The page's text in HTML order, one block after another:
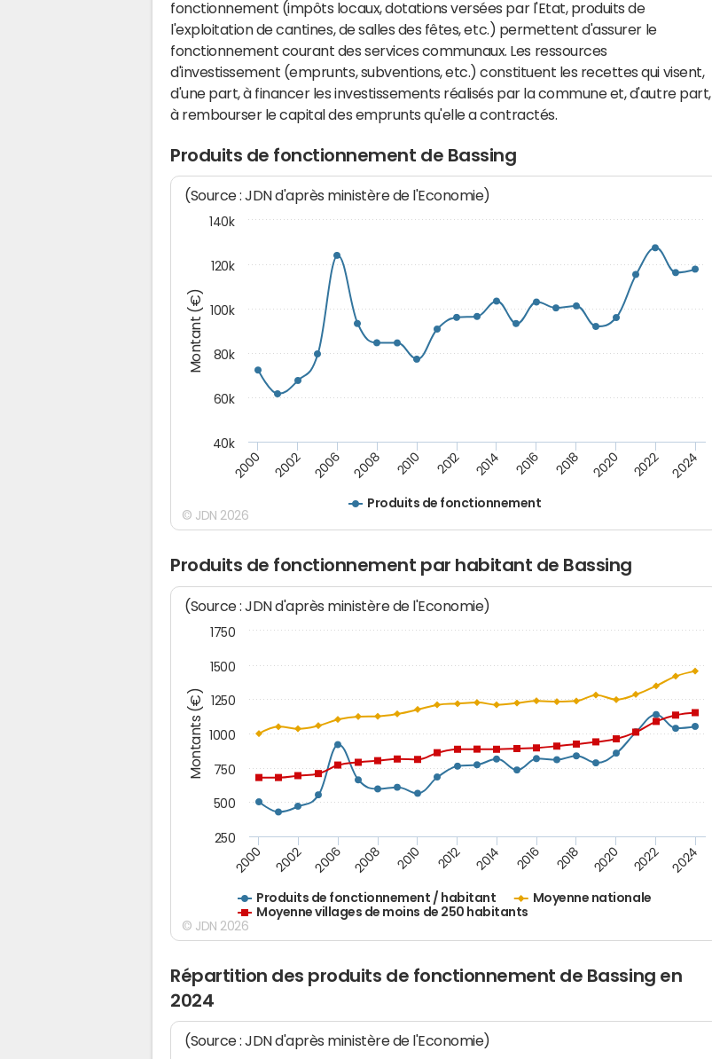
fonctionnement (impôts locaux, dotations versées par l'Etat, produits de
l'exploitation de cantines, de salles des fêtes, etc.) permettent d'assurer le
fonctionnement courant des services communaux. Les ressources
d'investissement (emprunts, subventions, etc.) constituent les recettes qui visent,
d'une part, à financer les investissements réalisés par la commune et, d'autre part,
à rembourser le capital des emprunts qu'elle a contractés.
Produits de fonctionnement de Bassing
Montant (€)
(Source : JDN d'après ministère de l'Economie)
Produits de fonctionnement
2000 2002 2006 2008 2010 2012 2014 2016 2018 2020 2022 2024
40k
60k
80k
100k
120k
140k
© JDN 2026
Produits de fonctionnement par habitant de Bassing
Montants (€)
(Source : JDN d'après ministère de l'Economie)
Produits de fonctionnement / habitant
Moyenne nationale
Moyenne villages de moins de 250 habitants
2000 2002 2006 2008 2010 2012 2014 2016 2018 2020 2022 2024
250
500
750
1000
1250
1500
1750
© JDN 2026
Répartition des produits de fonctionnement de Bassing en
2024
(Source : JDN d'après ministère de l'Economie)